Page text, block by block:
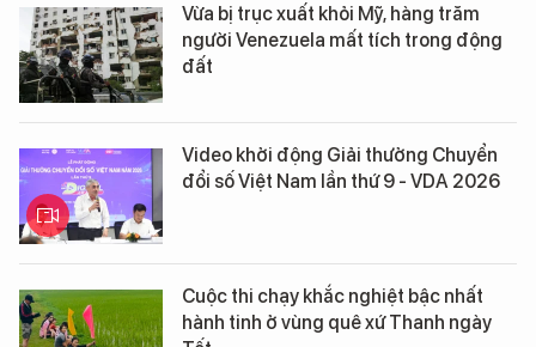
Vừa bị trục xuất khỏi Mỹ, hàng trăm
người Venezuela mất tích trong động
đất
Video khởi động Giải thưởng Chuyển
đổi số Việt Nam lần thứ 9 - VDA 2026
Cuộc thi chạy khắc nghiệt bậc nhất
hành tinh ở vùng quê xứ Thanh ngày